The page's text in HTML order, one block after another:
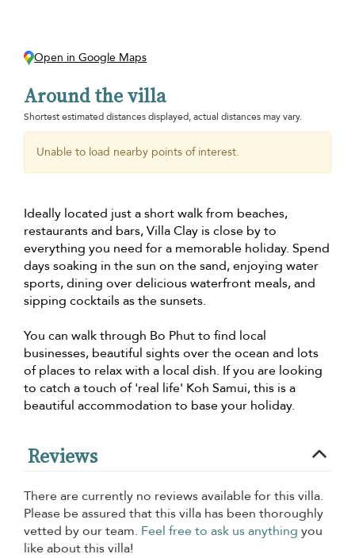
Open in Google Maps
Around the villa
Shortest estimated distances displayed, actual distances may vary.
Unable to load nearby points of interest.
Ideally located just a short walk from beaches,
restaurants and bars, Villa Clay is close by to
everything you need for a memorable holiday. Spend
days soaking in the sun on the sand, enjoying water
sports, dining over delicious waterfront meals, and
sipping cocktails as the sunsets.
You can walk through Bo Phut to find local
businesses, beautiful sights over the ocean and lots
of places to relax with a local dish. If you are looking
to catch a touch of 'real life' Koh Samui, this is a
beautiful accommodation to base your holiday.
Reviews
There are currently no reviews available for this villa.
Please be assured that this villa has been thoroughly
vetted by our team. Feel free to ask us anything you
like about this villa!